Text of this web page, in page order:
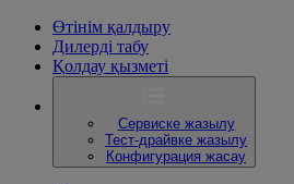
Өтінім қалдыру
Дилерді табу
Қолдау қызметі
Сервиске жазылу
Тест-драйвке жазылу
Конфигурация жасау